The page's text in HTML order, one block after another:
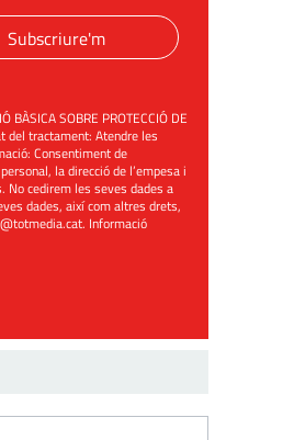
Subscriure'm
SOBRE PROTECCIÓ DE
del tractament: Atendre les
Consentiment de
la direcció de l’empesa i
No cedirem les seves dades a
dades, així com altres drets,
. Informació